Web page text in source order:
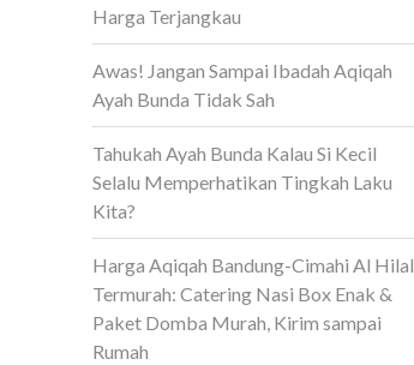
Harga Terjangkau
Awas! Jangan Sampai Ibadah Aqiqah
Ayah Bunda Tidak Sah
Tahukah Ayah Bunda Kalau Si Kecil
Selalu Memperhatikan Tingkah Laku
Kita?
Harga Aqiqah Bandung-Cimahi Al Hilal
Termurah: Catering Nasi Box Enak &
Paket Domba Murah, Kirim sampai
Rumah